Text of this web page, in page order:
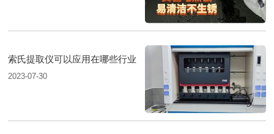
索氏提取仪可以应用在哪些行业
2023-07-30